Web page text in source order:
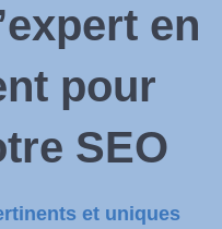
en
pour
SEO
et uniques